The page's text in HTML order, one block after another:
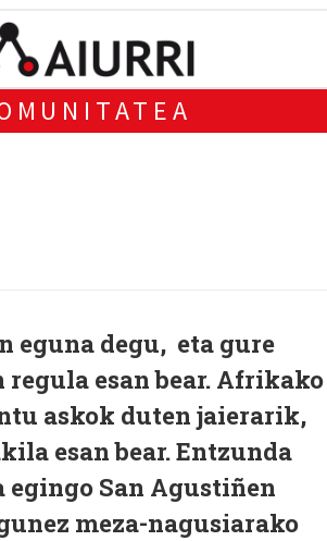
eguna degu, eta gure
esan bear. Afrikako
askok duten jaierarik,
esan bear. Entzunda
San Agustiñen
meza-nagusiarako